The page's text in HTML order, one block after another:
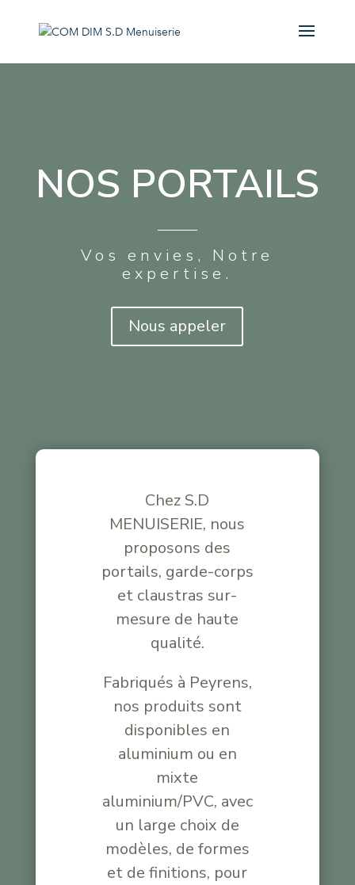
NOS PORTAILS
Vos envies, Notre
expertise.
Nous appeler
Chez S.D
MENUISERIE, nous
proposons des
portails, garde-corps
et claustras sur-
mesure de haute
qualité.
Fabriqués à Peyrens,
nos produits sont
disponibles en
aluminium ou en
mixte
aluminium/PVC, avec
un large choix de
modèles, de formes
et de finitions, pour